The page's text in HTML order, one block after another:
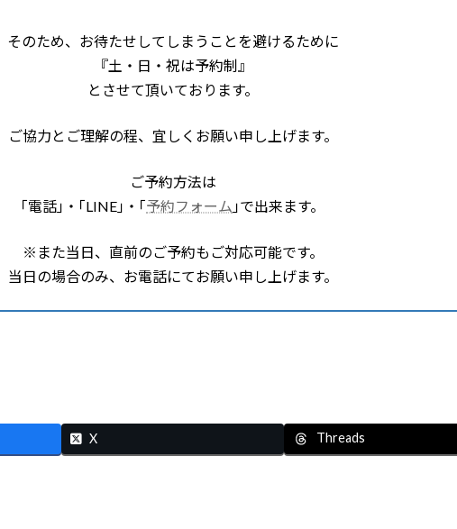
そのため、お待たせしてしまうことを避けるために
『土・日・祝は予約制』
とさせて頂いております。
ご協力とご理解の程、宜しくお願い申し上げます。
ご予約方法は
｢電話｣・｢LINE｣・｢予約フォーム ｣で出来ます。
※また当日、直前のご予約もご対応可能です。
当日の場合のみ、お電話にてお願い申し上げます。
X Threads